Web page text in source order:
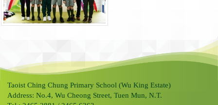
Taoist Ching Chung Primary School (Wu King Estate)
Address: No.4, Wu Cheong Street, Tuen Mun, N.T.